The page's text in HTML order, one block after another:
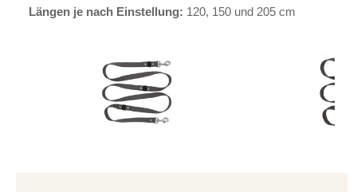
Längen je nach Einstellung: 120, 150 und 205 cm